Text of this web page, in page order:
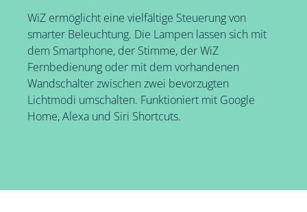
WiZ ermöglicht eine vielfältige Steuerung von
smarter Beleuchtung. Die Lampen lassen sich mit
dem Smartphone, der Stimme, der WiZ
Fernbedienung oder mit dem vorhandenen
Wandschalter zwischen zwei bevorzugten
Lichtmodi umschalten. Funktioniert mit Google
Home, Alexa und Siri Shortcuts.